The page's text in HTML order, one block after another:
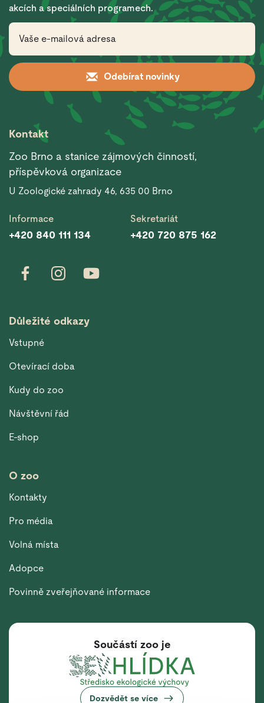
akcích a speciálních programech.
Odebírat novinky
Kontakt
Zoo Brno a stanice zájmových činností,
příspěvková organizace
U Zoologické zahrady 46, 635 00 Brno
Informace
+420 840 111 134
Sekretariát
+420 720 875 162
Důležité odkazy
Vstupné
Otevírací doba
Kudy do zoo
Návštěvní řád
E-shop
O zoo
Kontakty
Pro média
Volná místa
Adopce
Povinně zveřejňované informace
Součástí zoo je
Dozvědět se více